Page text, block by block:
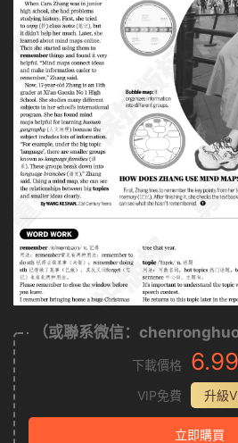
（或聯系微信：
下載價格 6.99
VIP免費
升級
立即購買